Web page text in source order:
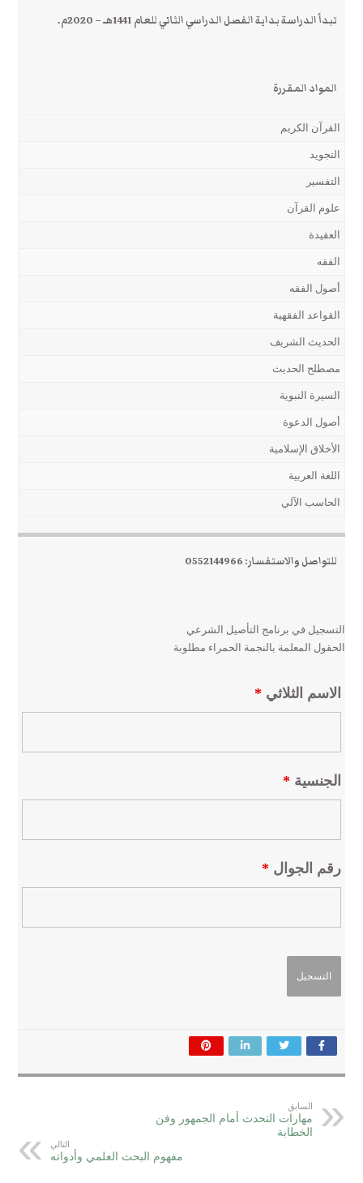
تبدأ الدراسة بداية الفصل الدراسي الثاني للعام 1441هـ – 2020م.
المواد المقررة
القرآن الكريم
التجويد
التفسير
علوم القرآن
العقيدة
الفقه
أصول الفقه
القواعد الفقهية
الحديث الشريف
مصطلح الحديث
السيرة النبوية
أصول الدعوة
الأخلاق الإسلامية
اللغة العربية
الحاسب الآلي
للتواصل والاستفسار: 0552144966
التسجيل في برنامج التأصيل الشرعي
الحقول المعلمة بالنجمة الحمراء مطلوبة
الاسم الثلاثي *
الجنسية *
رقم الجوال *
السابق
مهارات التحدث أمام الجمهور وفن
الخطابة
التالي
مفهوم البحث العلمي وأدواته